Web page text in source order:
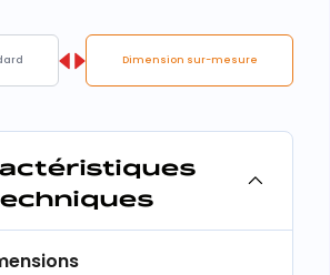
Dimension sur-mesure